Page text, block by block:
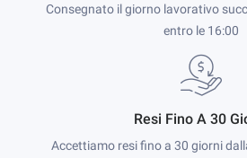
Consegnato il giorno lavorativo
entro le 16:00
Resi Fino A 30
Accettiamo resi fino a 30 giorni